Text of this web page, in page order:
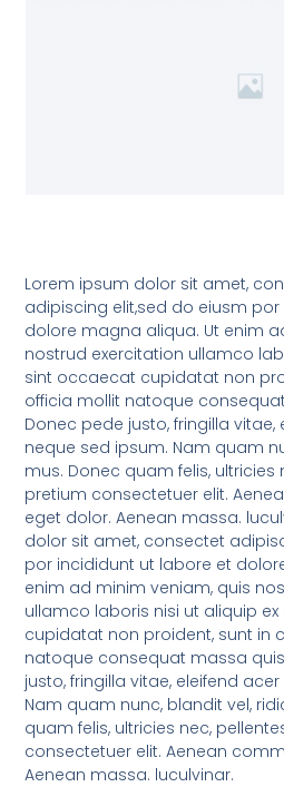
Lorem ipsum dolor sit amet,
adipiscing elit,sed do eiusm
dolore magna aliqua. Ut enim
nostrud exercitation ullamco
sint occaecat cupidatat non
officia mollit natoque
Donec pede justo, fringilla
neque sed ipsum. Nam quam
mus. Donec quam felis, ultricies
pretium consectetuer elit.
eget dolor. Aenean massa.
dolor sit amet, consectet
por incididunt ut labore et
enim ad minim veniam, quis
ullamco laboris nisi ut aliquip
cupidatat non proident, sunt in
natoque consequat massa
justo, fringilla vitae, eleifend
Nam quam nunc, blandit vel,
quam felis, ultricies nec,
consectetuer elit. Aenean
Aenean massa. luculvinar.